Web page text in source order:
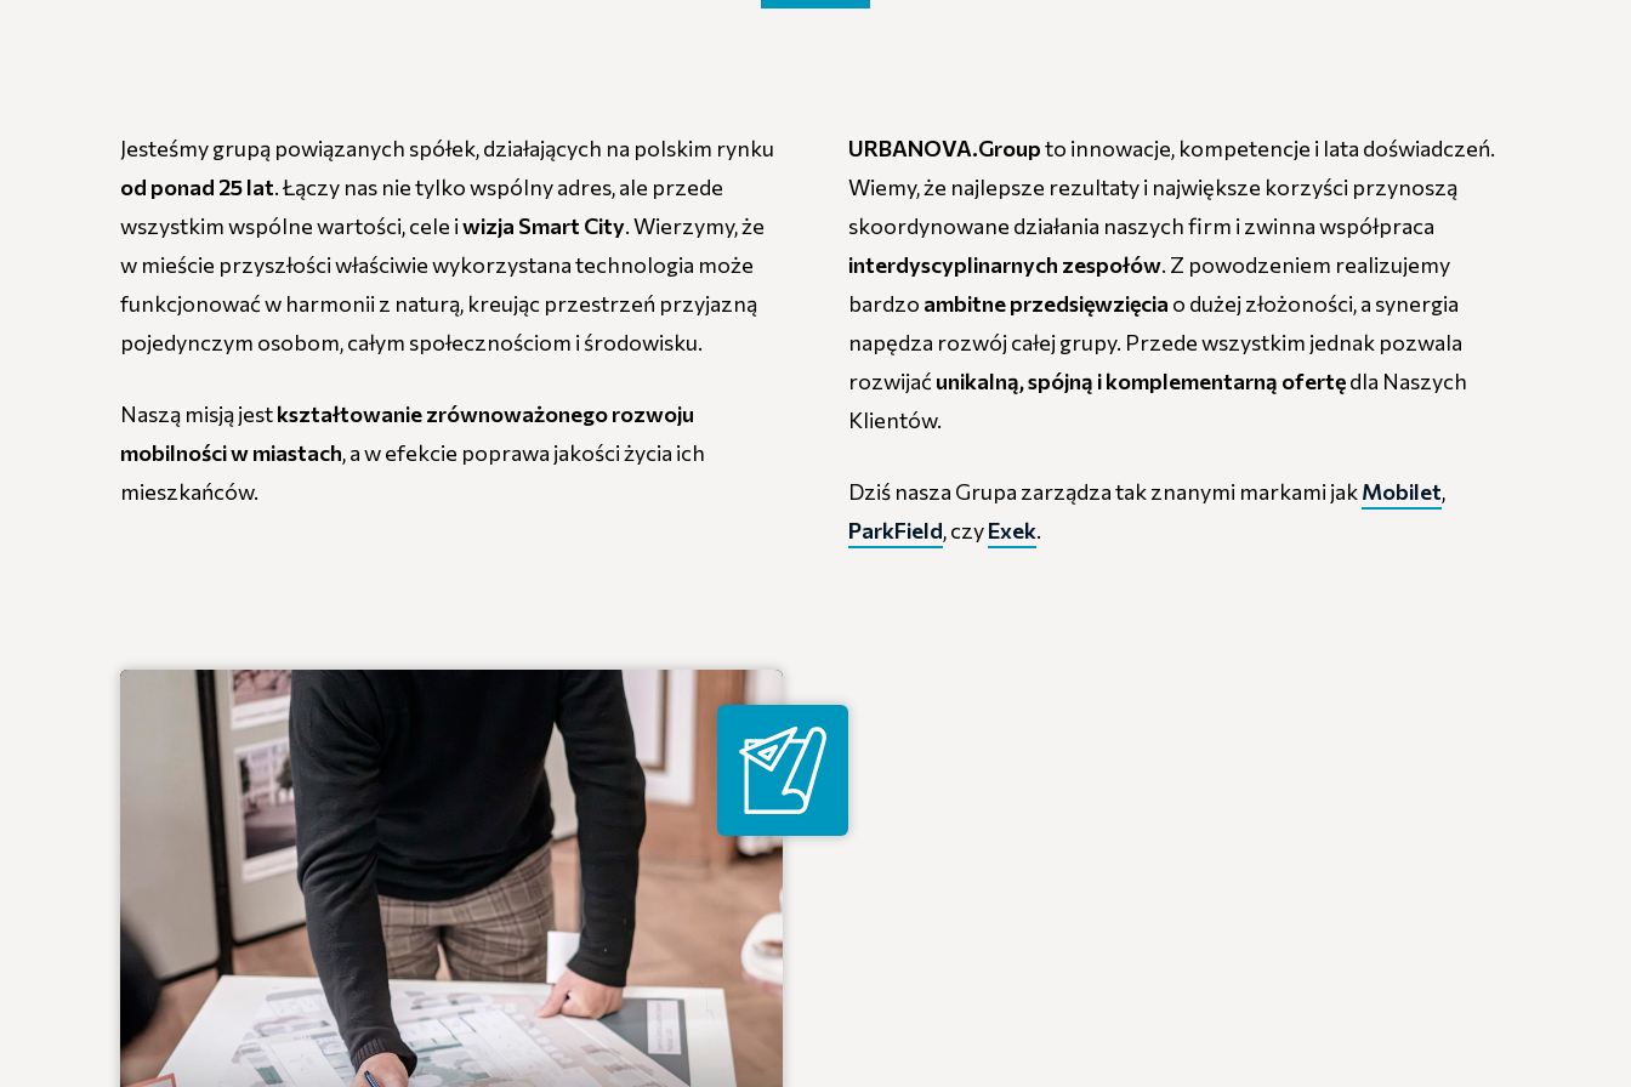
Jesteśmy grupą powiązanych spółek, działających na polskim rynku
od ponad 25 lat. Łączy nas nie tylko wspólny adres, ale przede
wszystkim wspólne wartości, cele iwizja Smart City. Wierzymy, że
w mieście przyszłości właściwie wykorzystana technologia może
funkcjonować w harmonii z naturą, kreując przestrzeń przyjazną
pojedynczym osobom, całym społecznościom i środowisku.
Naszą misją jestkształtowanie zrównoważonego rozwoju
mobilności w miastach, a w efekcie poprawa jakości życia ich
mieszkańców.
URBANOVA.Groupto innowacje, kompetencje i lata doświadczeń.
Wiemy, że najlepsze rezultaty i największe korzyści przynoszą
skoordynowane działania naszych firm i zwinna współpraca
interdyscyplinarnych zespołów. Z powodzeniem realizujemy
bardzo ambitne przedsięwzięcia o dużej złożoności, a synergia
napędza rozwój całej grupy. Przede wszystkim jednak pozwala
rozwijać unikalną, spójną i komplementarną ofertędla Naszych
Klientów.
Dziś nasza Grupa zarządza tak znanymi markami jakMobilet,
ParkField, czyExek.